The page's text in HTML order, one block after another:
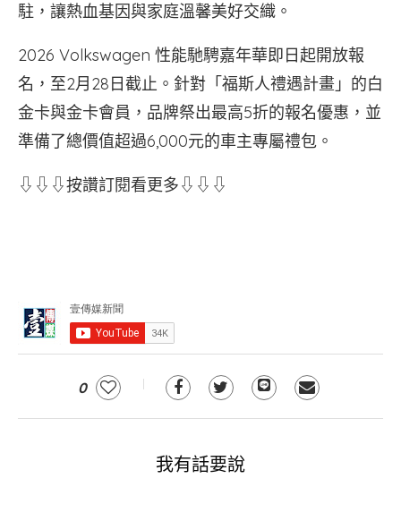
駐，讓熱血基因與家庭溫馨美好交織。
2026 Volkswagen 性能馳騁嘉年華即日起開放報
名，至2月28日截止。針對「福斯人禮遇計畫」的白
金卡與金卡會員，品牌祭出最高5折的報名優惠，並
準備了總價值超過6,000元的車主專屬禮包。
⇩⇩⇩按讚訂閱看更多⇩⇩⇩
0
我有話要說